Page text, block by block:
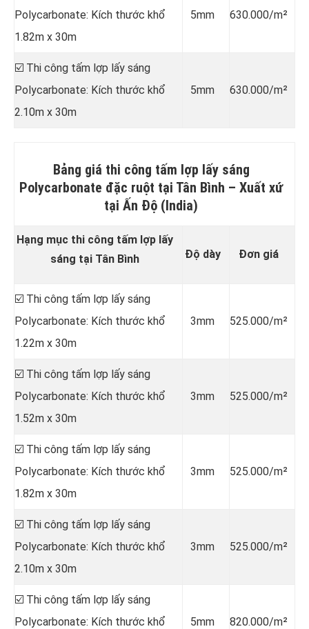
Polycarbonate: Kích thước khổ
1.82m x 30m
5mm 630.000/m²
☑️ Thi công tấm lợp lấy sáng
Polycarbonate: Kích thước khổ
2.10m x 30m
5mm 630.000/m²
Bảng giá thi công tấm lợp lấy sáng
Polycarbonate đặc ruột tại Tân Bình – Xuất xứ
tại Ấn Độ (India)
Hạng mục thi công tấm lợp lấy
sáng tại Tân Bình
Độ dày Đơn giá
☑️ Thi công tấm lợp lấy sáng
Polycarbonate: Kích thước khổ
1.22m x 30m
3mm 525.000/m²
☑️ Thi công tấm lợp lấy sáng
Polycarbonate: Kích thước khổ
1.52m x 30m
3mm 525.000/m²
☑️ Thi công tấm lợp lấy sáng
Polycarbonate: Kích thước khổ
1.82m x 30m
3mm 525.000/m²
☑️ Thi công tấm lợp lấy sáng
Polycarbonate: Kích thước khổ
2.10m x 30m
3mm 525.000/m²
☑️ Thi công tấm lợp lấy sáng
Polycarbonate: Kích thước khổ
5mm 820.000/m²